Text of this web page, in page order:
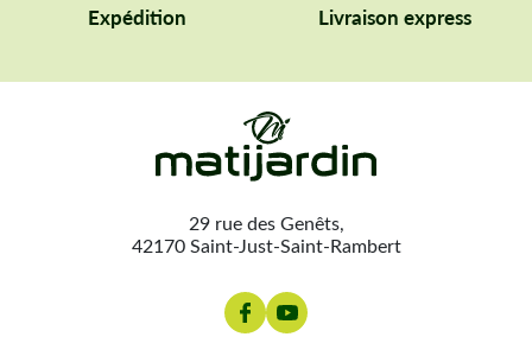
Expédition Livraison express
29 rue des Genêts,
42170 Saint-Just-Saint-Rambert